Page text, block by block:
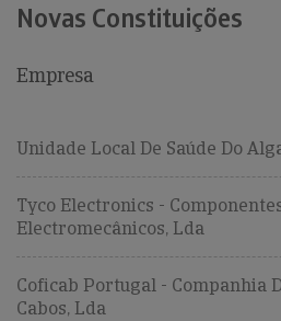
Novas Constituições
Empresa
Unidade Local De Saúde Do
Tyco Electronics -
Electromecânicos, Lda
Coficab Portugal - Companhia
Cabos, Lda